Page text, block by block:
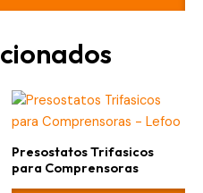
Presostatos Trifasicos
para Comprensoras